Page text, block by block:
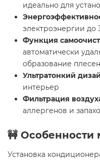
идеально для
электроэнергии до
Функция
автоматически
образование
Ультратонкий
интерьер
Фильтрация
аллергенов и
🚧 Особенности
Установка